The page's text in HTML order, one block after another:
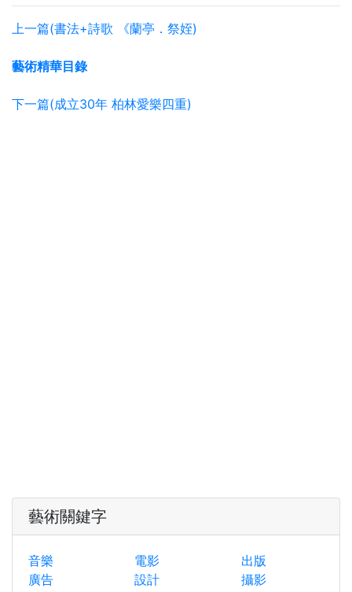
上一篇(書法+詩歌 《蘭亭．祭姪)
藝術精華目錄
下一篇(成立30年 柏林愛樂四重)
藝術關鍵字
音樂 電影
出版
廣告
設計
攝影